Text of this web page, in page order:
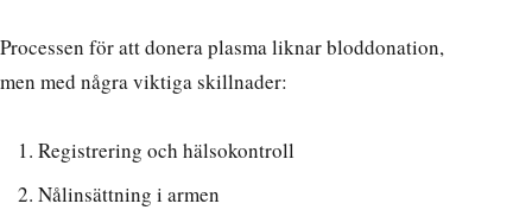
Processen för att donera plasma liknar bloddonation,
men med några viktiga skillnader:
Registrering och hälsokontroll
Nålinsättning i armen